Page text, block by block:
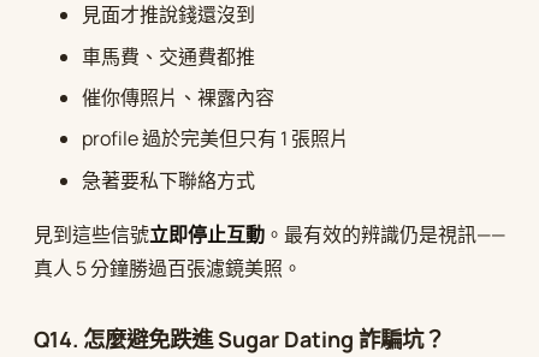
見面才推說錢還沒到
車馬費、交通費都推
催你傳照片、裸露內容
profile 過於完美但只有 1 張照片
急著要私下聯絡方式
見到這些信號立即停止互動 。最有效的辨識仍是視訊——
真人 5 分鐘勝過百張濾鏡美照。
Q14. 怎麼避免跌進 Sugar Dating 詐騙坑？